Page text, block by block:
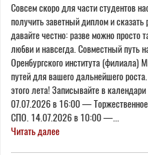
Совсем скоро для части студентов
получить заветный диплом и
давайте честно: разве можно
любви и навсегда. Совместный путь
Оренбургского института (филиала)
путей для вашего дальнейшего
этого лета! Записывайте в
07.07.2026 в 16:00 —
СПО. 14.07.2026 в 10:00 —...
Читать далее